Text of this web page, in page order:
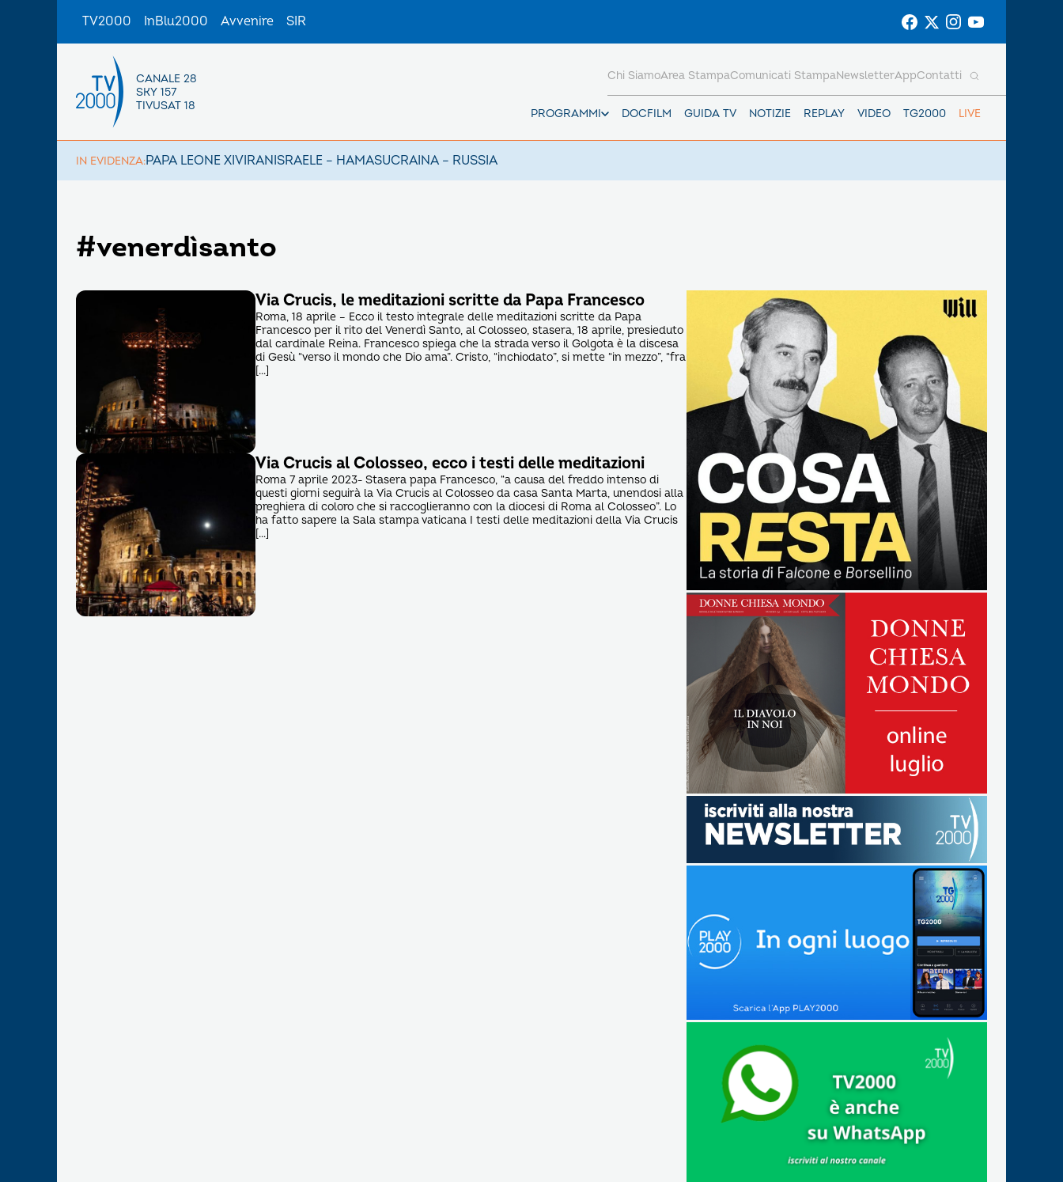
TV2000 InBlu2000 Avvenire SIR
CANALE 28
SKY 157
TIVUSAT 18
PROGRAMMI DOCFILM GUIDA TV NOTIZIE REPLAY VIDEO TG2000 LIVE
Chi SiamoArea StampaComunicati StampaNewsletterAppContatti
IN EVIDENZA:PAPA LEONE XIVIRANISRAELE – HAMASUCRAINA – RUSSIA
#venerdìsanto
Via Crucis, le meditazioni scritte da Papa Francesco
Roma, 18 aprile – Ecco il testo integrale delle meditazioni scritte da Papa
Francesco per il rito del Venerdì Santo, al Colosseo, stasera, 18 aprile, presieduto
dal cardinale Reina. Francesco spiega che la strada verso il Golgota è la discesa
di Gesù “verso il mondo che Dio ama”. Cristo, “inchiodato”, si mette “in mezzo”, “fra
[…]
Via Crucis al Colosseo, ecco i testi delle meditazioni
Roma 7 aprile 2023- Stasera papa Francesco, “a causa del freddo intenso di
questi giorni seguirà la Via Crucis al Colosseo da casa Santa Marta, unendosi alla
preghiera di coloro che si raccoglieranno con la diocesi di Roma al Colosseo”. Lo
ha fatto sapere la Sala stampa vaticana I testi delle meditazioni della Via Crucis
[…]